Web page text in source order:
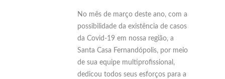
No mês de março deste ano, com a
possibilidade da existência de casos
da Covid-19 em nossa região, a
Santa Casa Fernandópolis, por meio
de sua equipe multiprofissional,
dedicou todos seus esforços para a